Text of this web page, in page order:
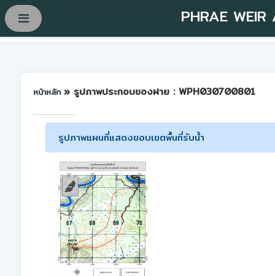
PHRAE WEIR
หน้าหลัก » รูปภาพประกอบของฝาย : WPH030700801
รูปภาพแผนที่แสดงขอบเขตพื้นที่รับน้ำ